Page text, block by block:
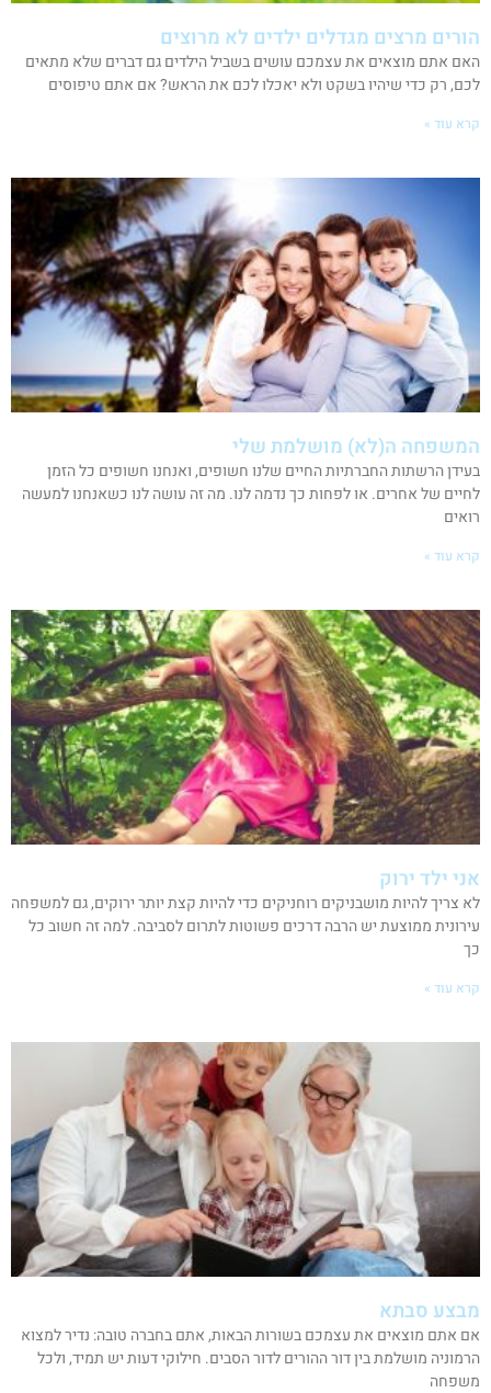
הורים מרצים מגדלים ילדים לא מרוצים
האם אתם מוצאים את עצמכם עושים בשביל הילדים גם דברים שלא מתאים
לכם, רק כדי שיהיו בשקט ולא יאכלו לכם את הראש? אם אתם טיפוסים
קרא עוד »
המשפחה ה(לא) מושלמת שלי
בעידן הרשתות החברתיות החיים שלנו חשופים, ואנחנו חשופים כל הזמן
לחיים של אחרים. או לפחות כך נדמה לנו. מה זה עושה לנו כשאנחנו למעשה
רואים
קרא עוד »
אני ילד ירוק
לא צריך להיות מושבניקים רוחניקים כדי להיות קצת יותר ירוקים, גם למשפחה
עירונית ממוצעת יש הרבה דרכים פשוטות לתרום לסביבה. למה זה חשוב כל
כך
קרא עוד »
מבצע סבתא
אם אתם מוצאים את עצמכם בשורות הבאות, אתם בחברה טובה: נדיר למצוא
הרמוניה מושלמת בין דור ההורים לדור הסבים. חילוקי דעות יש תמיד, ולכל
משפחה